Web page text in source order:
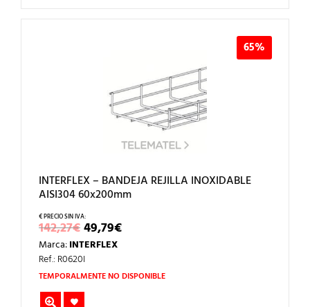
65%
INTERFLEX – BANDEJA REJILLA INOXIDABLE
AISI304 60x200mm
142,27€EL
PRECIO
ORIGINAL
ERA:
142,27€.
49,79€EL
PRECIO
49,79€.
Marca:INTERFLEX
Ref.: R0620I
TEMPORALMENTE NO DISPONIBLE